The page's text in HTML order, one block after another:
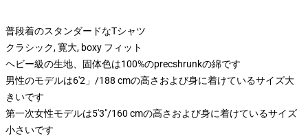
普段着のスタンダードなTシャツ
クラシック, 寛大, boxy フィット
ヘビー級の生地、固体色は100%のprecshrunkの綿です
男性のモデルは6'2」/188 cmの高さおよび身に着けているサイズ大
きいです
第一次女性モデルは5'3"/160 cmの高さおよび身に着けているサイズ
小さいです